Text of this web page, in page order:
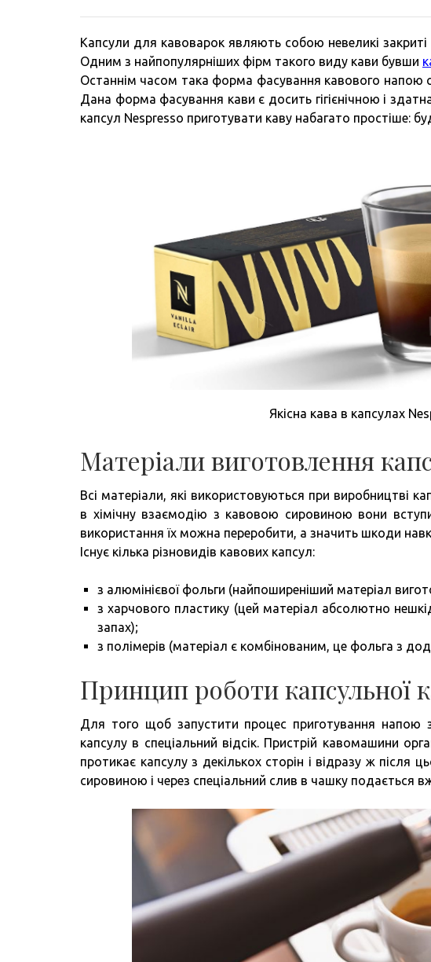
Капсули для кавоварок являють собою невеликі
Одним з найпопулярніших фірм такого виду кави бувши
Останнім часом така форма фасування кавового напою
Дана форма фасування кави є досить гігієнічною і
капсул Nespresso приготувати каву набагато простіше:
Якісна кава в капсулах
Матеріали виготовлення
Всі матеріали, які використовуються при виробництві
в хімічну взаємодію з кавовою сировиною вони
використання їх можна переробити, а значить шкоди
Існує кілька різновидів кавових капсул:
з алюмінієвої фольги (найпоширеніший матеріал
з харчового пластику (цей матеріал абсолютно
запах);
з полімерів (матеріал є комбінованим, це фольга з
Принцип роботи капсульної
Для того щоб запустити процес приготування
капсулу в спеціальний відсік. Пристрій кавомашини
протикає капсулу з декількох сторін і відразу ж після
сировиною і через спеціальний слив в чашку подається